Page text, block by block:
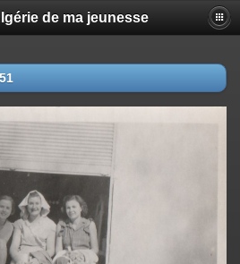
de ma jeunesse